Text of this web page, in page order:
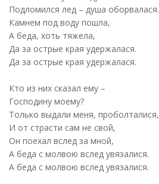
Подломился лед – душа оборвалася.
Камнем под воду пошла,
А беда, хоть тяжела,
Да за острые края удержалася.
Да за острые края удержалася.
Кто из них сказал ему –
Господину моему?
Только выдали меня, проболталися,
И от страсти сам не свой,
Он поехал вслед за мной,
А беда с молвою вслед увязалися.
А беда с молвою вслед увязалися.